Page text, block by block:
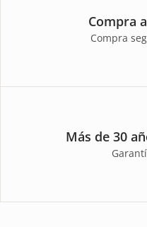
Compra
Compra
Más de 30